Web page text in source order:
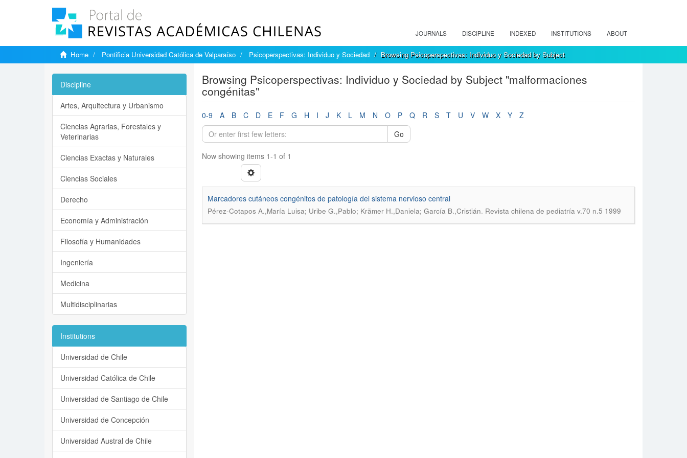
JOURNALS DISCIPLINE INDEXED INSTITUTIONS ABOUT
Home Pontificia Universidad Católica de Valparaíso Psicoperspectivas: Individuo y Sociedad Browsing Psicoperspectivas: Individuo y Sociedad by Subject
Browsing Psicoperspectivas: Individuo y Sociedad by Subject "malformaciones
congénitas"
0-9 A B C D E F G H I J K L M N O P Q R S T U V W X Y
Z
Go
Now showing items 1-1 of 1
Marcadores cutáneos congénitos de patología del sistema nervioso central
Pérez-Cotapos A.,María Luisa; Uribe G.,Pablo; Krämer H.,Daniela; García B.,Cristián. Revista chilena de pediatría v.70 n.5 1999
Discipline
Artes, Arquitectura y Urbanismo
Ciencias Agrarias, Forestales y
Veterinarias
Ciencias Exactas y Naturales
Ciencias Sociales
Derecho
Economía y Administración
Filosofía y Humanidades
Ingeniería
Medicina
Multidisciplinarias
Institutions
Universidad de Chile
Universidad Católica de Chile
Universidad de Santiago de Chile
Universidad de Concepción
Universidad Austral de Chile